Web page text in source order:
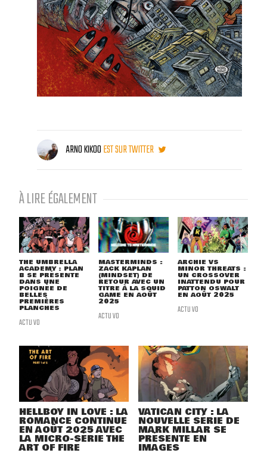
ARNO KIKOOEST SUR TWITTER
À LIRE ÉGALEMENT
THE UMBRELLA
ACADEMY : PLAN
B SE PRÉSENTE
DANS UNE
POIGNÉE DE
BELLES
PREMIÈRES
PLANCHES
ACTU VO
MASTERMINDS :
ZACK KAPLAN
(MINDSET) DE
RETOUR AVEC UN
TITRE À LA SQUID
GAME EN AOÛT
2025
ACTU VO
ARCHIE VS
MINOR THREATS :
UN CROSSOVER
INATTENDU POUR
PATTON OSWALT
EN AOÛT 2025
ACTU VO
HELLBOY IN LOVE : LA
ROMANCE CONTINUE
EN AOÛT 2025 AVEC
LA MICRO-SÉRIE THE
ART OF FIRE
VATICAN CITY : LA
NOUVELLE SÉRIE DE
MARK MILLAR SE
PRÉSENTE EN
IMAGES